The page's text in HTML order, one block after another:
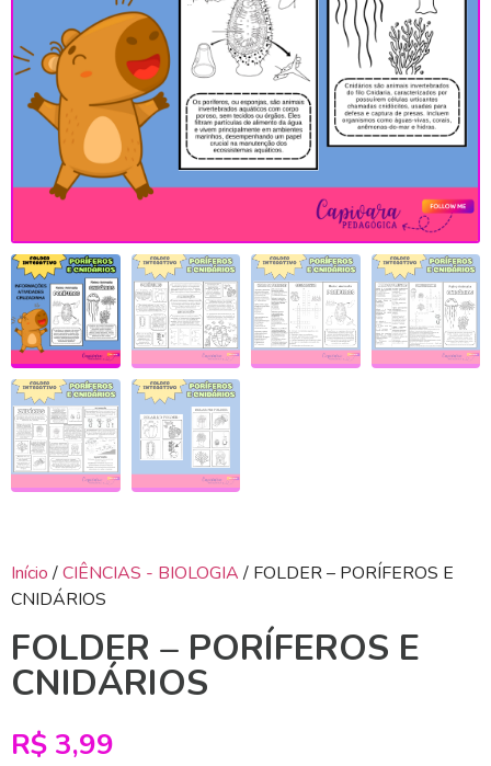
Início /CIÊNCIAS - BIOLOGIA / FOLDER – PORÍFEROS E
CNIDÁRIOS
FOLDER – PORÍFEROS E
CNIDÁRIOS
R$ 3,99